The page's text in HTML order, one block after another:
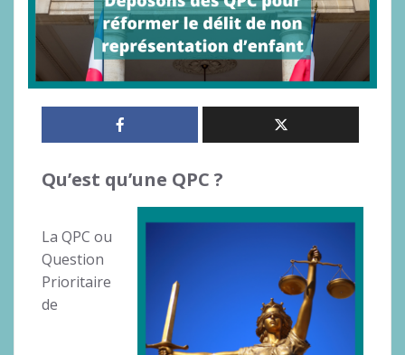
Qu’est qu’une QPC ?
La QPC ou
Question
Prioritaire
de